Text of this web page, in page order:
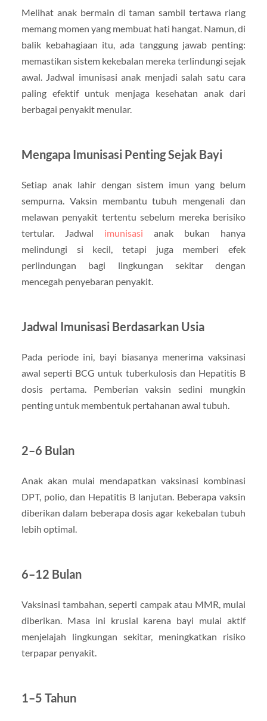
Melihat anak bermain di taman sambil tertawa riang
memang momen yang membuat hati hangat. Namun, di
balik kebahagiaan itu, ada tanggung jawab penting:
memastikan sistem kekebalan mereka terlindungi sejak
awal. Jadwal imunisasi anak menjadi salah satu cara
paling efektif untuk menjaga kesehatan anak dari
berbagai penyakit menular.
Mengapa Imunisasi Penting Sejak Bayi
Setiap anak lahir dengan sistem imun yang belum
sempurna. Vaksin membantu tubuh mengenali dan
melawan penyakit tertentu sebelum mereka berisiko
tertular. Jadwal imunisasi anak bukan hanya
melindungi si kecil, tetapi juga memberi efek
perlindungan bagi lingkungan sekitar dengan
mencegah penyebaran penyakit.
Jadwal Imunisasi Berdasarkan Usia
Pada periode ini, bayi biasanya menerima vaksinasi
awal seperti BCG untuk tuberkulosis dan Hepatitis B
dosis pertama. Pemberian vaksin sedini mungkin
penting untuk membentuk pertahanan awal tubuh.
2–6 Bulan
Anak akan mulai mendapatkan vaksinasi kombinasi
DPT, polio, dan Hepatitis B lanjutan. Beberapa vaksin
diberikan dalam beberapa dosis agar kekebalan tubuh
lebih optimal.
6–12 Bulan
Vaksinasi tambahan, seperti campak atau MMR, mulai
diberikan. Masa ini krusial karena bayi mulai aktif
menjelajah lingkungan sekitar, meningkatkan risiko
terpapar penyakit.
1–5 Tahun